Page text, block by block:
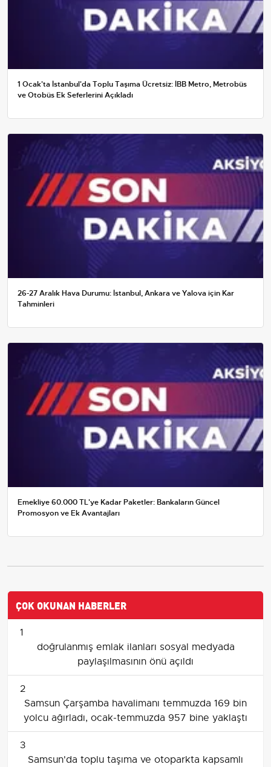
1 Ocak'ta İstanbul'da Toplu Taşıma Ücretsiz: İBB Metro, Metrobüs
ve Otobüs Ek Seferlerini Açıkladı
26-27 Aralık Hava Durumu: İstanbul, Ankara ve Yalova için Kar
Tahminleri
Emekliye 60.000 TL'ye Kadar Paketler: Bankaların Güncel
Promosyon ve Ek Avantajları
ÇOK OKUNAN HABERLER
1
doğrulanmış emlak ilanları sosyal medyada
paylaşılmasının önü açıldı
2
Samsun Çarşamba havalimanı temmuzda 169 bin
yolcu ağırladı, ocak-temmuzda 957 bine yaklaştı
3
Samsun'da toplu taşıma ve otoparkta kapsamlı